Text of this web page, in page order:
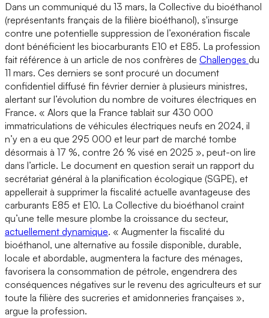
Dans un communiqué du 13 mars, la Collective du bioéthanol
(représentants français de la filière bioéthanol), s'insurge
contre une potentielle suppression de l’exonération fiscale
dont bénéficient les biocarburants E10 et E85. La profession
fait référence à un article de nos confrères de Challenges du
11 mars. Ces derniers se sont procuré un document
confidentiel diffusé fin février dernier à plusieurs ministres,
alertant sur l’évolution du nombre de voitures électriques en
France. « Alors que la France tablait sur 430 000
immatriculations de véhicules électriques neufs en 2024, il
n’y en a eu que 295 000 et leur part de marché tombe
désormais à 17 %, contre 26 % visé en 2025 », peut-on lire
dans l’article. Le document en question serait un rapport du
secrétariat général à la planification écologique (SGPE), et
appellerait à supprimer la fiscalité actuelle avantageuse des
carburants E85 et E10. La Collective du bioéthanol craint
qu’une telle mesure plombe la croissance du secteur,
actuellement dynamique. « Augmenter la fiscalité du
bioéthanol, une alternative au fossile disponible, durable,
locale et abordable, augmentera la facture des ménages,
favorisera la consommation de pétrole, engendrera des
conséquences négatives sur le revenu des agriculteurs et sur
toute la filière des sucreries et amidonneries françaises »,
argue la profession.